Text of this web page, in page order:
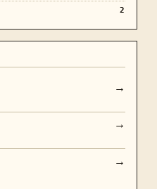
2
→
→
→